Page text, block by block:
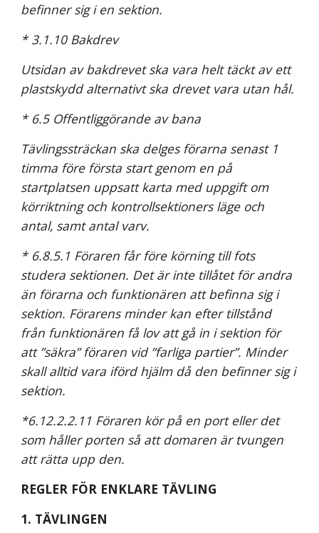
befinner sig i en sektion.
* 3.1.10 Bakdrev
Utsidan av bakdrevet ska vara helt täckt av ett
plastskydd alternativt ska drevet vara utan hål.
* 6.5 Offentliggörande av bana
Tävlingssträckan ska delges förarna senast 1
timma före första start genom en på
startplatsen uppsatt karta med uppgift om
körriktning och kontrollsektioners läge och
antal, samt antal varv.
* 6.8.5.1 Föraren får före körning till fots
studera sektionen. Det är inte tillåtet för andra
än förarna och funktionären att befinna sig i
sektion. Förarens minder kan efter tillstånd
från funktionären få lov att gå in i sektion för
att ”säkra” föraren vid ”farliga partier”. Minder
skall alltid vara iförd hjälm då den befinner sig i
sektion.
*6.12.2.2.11 Föraren kör på en port eller det
som håller porten så att domaren är tvungen
att rätta upp den.
REGLER FÖR ENKLARE TÄVLING
1. TÄVLINGEN